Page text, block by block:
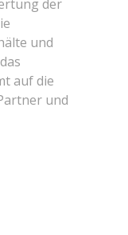
der
und
auf die
und